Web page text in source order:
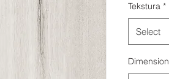
Tekstura *
Select